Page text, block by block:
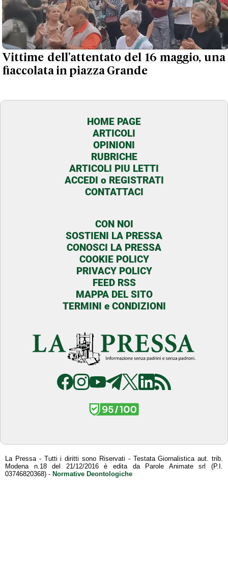
Vittime dell'attentato del 16 maggio, una
fiaccolata in piazza Grande
HOME PAGE
ARTICOLI
OPINIONI
RUBRICHE
ARTICOLI PIU LETTI
ACCEDI o REGISTRATI
CONTATTACI
CON NOI
SOSTIENI LA PRESSA
CONOSCI LA PRESSA
COOKIE POLICY
PRIVACY POLICY
FEED RSS
MAPPA DEL SITO
TERMINI e CONDIZIONI
La Pressa - Tutti i diritti sono Riservati - Testata Giornalistica aut. trib.
Modena n.18 del 21/12/2016 è edita da Parole Animate srl (P.I.
03746820368) - Normative Deontologiche